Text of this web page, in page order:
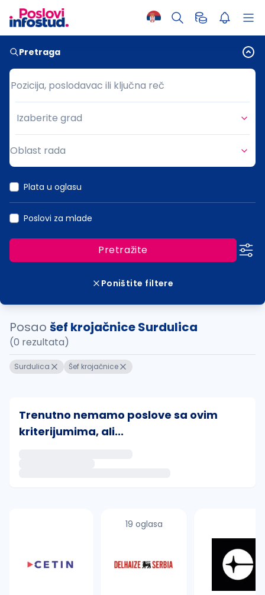
Pretraga
Pozicija, poslodavac ili ključna reč
Pozicija, poslodavac ili ključna reč
Grad
Izaberite grad
Oblast rada
Plata u oglasu
Poslovi za mlade
Pretražite
Poništite filtere
Posao šef krojačnice Surdulica
(0 rezultata)
Surdulica Šef krojačnice
Trenutno nemamo poslove sa ovim
kriterijumima, ali...
proverite pravopisne greške (koristite č, ć, š, đ,
19 oglasa